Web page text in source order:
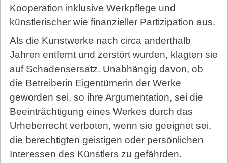
Kooperation inklusive Werkpflege und
künstlerischer wie finanzieller Partizipation aus.
Als die Kunstwerke nach circa anderthalb
Jahren entfernt und zerstört wurden, klagten sie
auf Schadensersatz. Unabhängig davon, ob
die Betreiberin Eigentümerin der Werke
geworden sei, so ihre Argumentation, sei die
Beeinträchtigung eines Werkes durch das
Urheberrecht verboten, wenn sie geeignet sei,
die berechtigten geistigen oder persönlichen
Interessen des Künstlers zu gefährden.